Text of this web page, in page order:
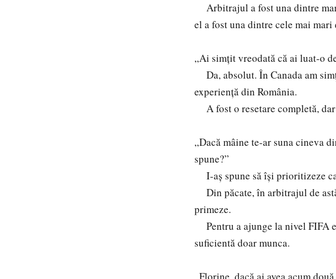
Arbitrajul a fost una dintre
el a fost una dintre cele mai
„Ai simțit vreodată că ai luat-o
Da, absolut. În Canada am
experiență din România.
A fost o resetare completă,
„Dacă mâine te-ar suna cineva
spune?”
I-aș spune să își prioritizeze
Din păcate, în arbitrajul de
primeze.
Pentru a ajunge la nivel FIFA
suficientă doar munca.